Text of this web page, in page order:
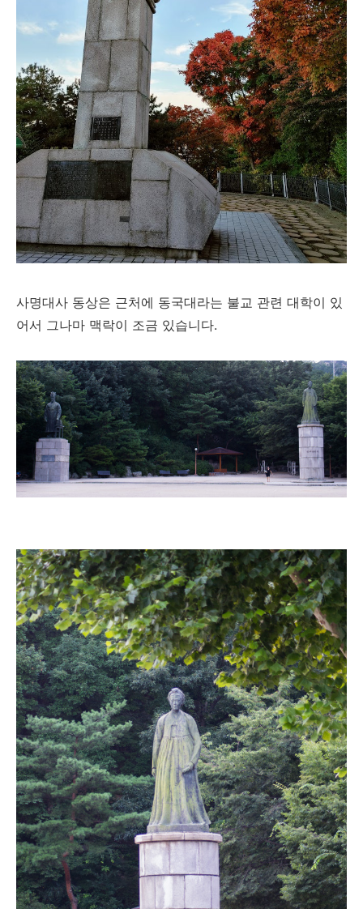
사명대사 동상은 근처에 동국대라는 불교 관련 대학이 있
어서 그나마 맥락이 조금 있습니다.